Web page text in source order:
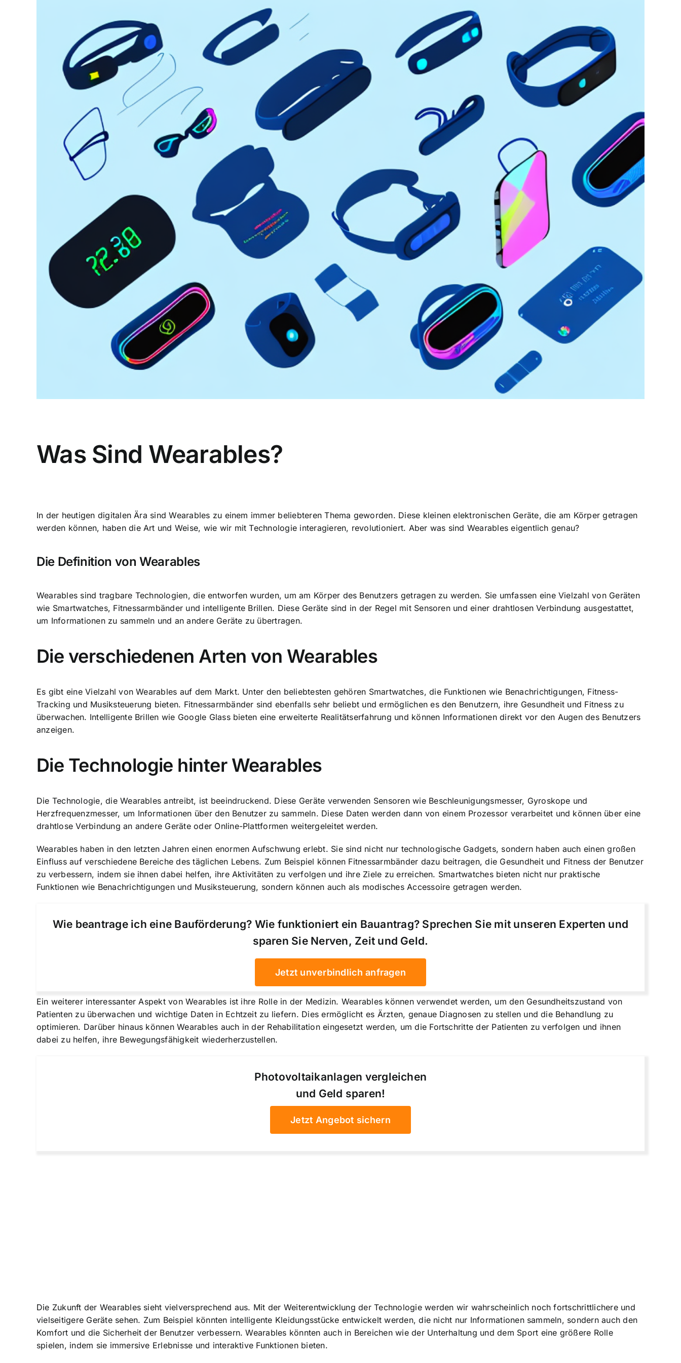
Was Sind Wearables?
In der heutigen digitalen Ära sind Wearables zu einem immer beliebteren Thema geworden. Diese kleinen elektronischen Geräte, die am Körper getragen
werden können, haben die Art und Weise, wie wir mit Technologie interagieren, revolutioniert. Aber was sind Wearables eigentlich genau?
Die Definition von Wearables
Wearables sind tragbare Technologien, die entworfen wurden, um am Körper des Benutzers getragen zu werden. Sie umfassen eine Vielzahl von Geräten
wie Smartwatches, Fitnessarmbänder und intelligente Brillen. Diese Geräte sind in der Regel mit Sensoren und einer drahtlosen Verbindung ausgestattet,
um Informationen zu sammeln und an andere Geräte zu übertragen.
Die verschiedenen Arten von Wearables
Es gibt eine Vielzahl von Wearables auf dem Markt. Unter den beliebtesten gehören Smartwatches, die Funktionen wie Benachrichtigungen, Fitness-
Tracking und Musiksteuerung bieten. Fitnessarmbänder sind ebenfalls sehr beliebt und ermöglichen es den Benutzern, ihre Gesundheit und Fitness zu
überwachen. Intelligente Brillen wie Google Glass bieten eine erweiterte Realitätserfahrung und können Informationen direkt vor den Augen des Benutzers
anzeigen.
Die Technologie hinter Wearables
Die Technologie, die Wearables antreibt, ist beeindruckend. Diese Geräte verwenden Sensoren wie Beschleunigungsmesser, Gyroskope und
Herzfrequenzmesser, um Informationen über den Benutzer zu sammeln. Diese Daten werden dann von einem Prozessor verarbeitet und können über eine
drahtlose Verbindung an andere Geräte oder Online-Plattformen weitergeleitet werden.
Wearables haben in den letzten Jahren einen enormen Aufschwung erlebt. Sie sind nicht nur technologische Gadgets, sondern haben auch einen großen
Einfluss auf verschiedene Bereiche des täglichen Lebens. Zum Beispiel können Fitnessarmbänder dazu beitragen, die Gesundheit und Fitness der Benutzer
zu verbessern, indem sie ihnen dabei helfen, ihre Aktivitäten zu verfolgen und ihre Ziele zu erreichen. Smartwatches bieten nicht nur praktische
Funktionen wie Benachrichtigungen und Musiksteuerung, sondern können auch als modisches Accessoire getragen werden.
Wie beantrage ich eine Bauförderung? Wie funktioniert ein Bauantrag? Sprechen Sie mit unseren Experten und
sparen Sie Nerven, Zeit und Geld.
Jetzt unverbindlich anfragen
Ein weiterer interessanter Aspekt von Wearables ist ihre Rolle in der Medizin. Wearables können verwendet werden, um den Gesundheitszustand von
Patienten zu überwachen und wichtige Daten in Echtzeit zu liefern. Dies ermöglicht es Ärzten, genaue Diagnosen zu stellen und die Behandlung zu
optimieren. Darüber hinaus können Wearables auch in der Rehabilitation eingesetzt werden, um die Fortschritte der Patienten zu verfolgen und ihnen
dabei zu helfen, ihre Bewegungsfähigkeit wiederherzustellen.
Photovoltaikanlagen vergleichen
und Geld sparen!
Jetzt Angebot sichern
Die Zukunft der Wearables sieht vielversprechend aus. Mit der Weiterentwicklung der Technologie werden wir wahrscheinlich noch fortschrittlichere und
vielseitigere Geräte sehen. Zum Beispiel könnten intelligente Kleidungsstücke entwickelt werden, die nicht nur Informationen sammeln, sondern auch den
Komfort und die Sicherheit der Benutzer verbessern. Wearables könnten auch in Bereichen wie der Unterhaltung und dem Sport eine größere Rolle
spielen, indem sie immersive Erlebnisse und interaktive Funktionen bieten.